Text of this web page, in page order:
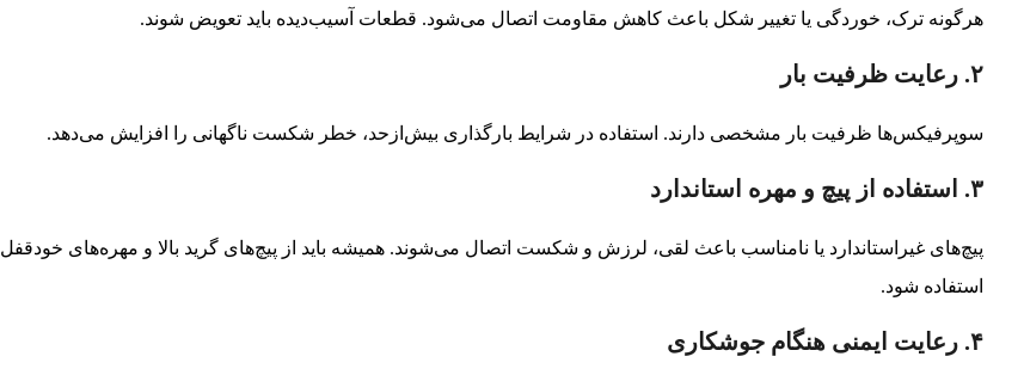
هرگونه ترک، خوردگی یا تغییر شکل باعث کاهش مقاومت اتصال می‌شود. قطعات آسیب‌دیده باید تعویض شوند.
۲. رعایت ظرفیت بار
سوپرفیکس‌ها ظرفیت بار مشخصی دارند. استفاده در شرایط بارگذاری بیش‌ازحد، خطر شکست ناگهانی را افزایش می‌دهد.
۳. استفاده از پیچ و مهره استاندارد
پیچ‌های غیراستاندارد یا نامناسب باعث لقی، لرزش و شکست اتصال می‌شوند. همیشه باید از پیچ‌های گرید بالا و مهره‌های خودقفل
استفاده شود.
۴. رعایت ایمنی هنگام جوشکاری